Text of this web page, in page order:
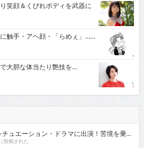
笑顔＆くびれボディを武器に
触手・アヘ顔・「らめぇ」……
大胆な体当たり艶技を…
ュエーション・ドラマに出演！苦境を乗...
投稿された